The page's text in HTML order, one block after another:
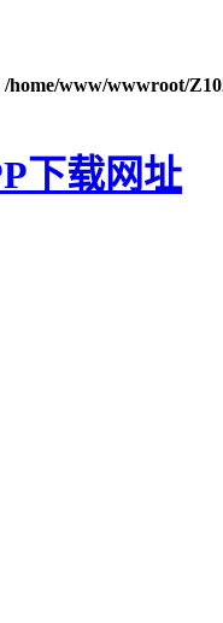
/home/www/wwwroot/
下载网址